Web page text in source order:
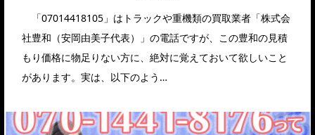
「07014418105」はトラックや重機類の買取業者「株式会
社豊和（安岡由美子代表）」の電話ですが、この豊和の見積
もり価格に物足りない方に、絶対に覚えておいて欲しいこと
があります。実は、以下のよう…